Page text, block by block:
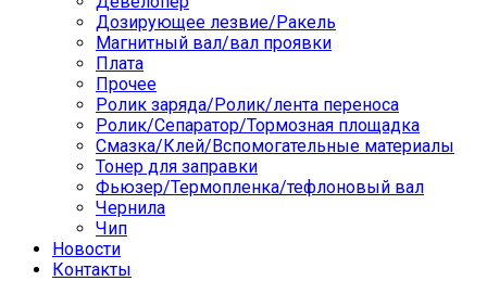
Дозирующее лезвие/Ракель
Магнитный вал/вал проявки
Плата
Прочее
Ролик заряда/Ролик/лента переноса
Ролик/Сепаратор/Тормозная площадка
Смазка/Клей/Вспомогательные материалы
Тонер для заправки
Фьюзер/Термопленка/тефлоновый вал
Чернила
Чип
Новости
Контакты